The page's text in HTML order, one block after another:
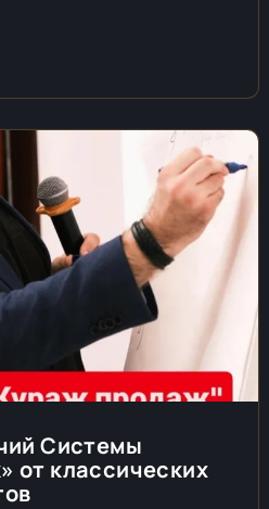
Системы
от классических